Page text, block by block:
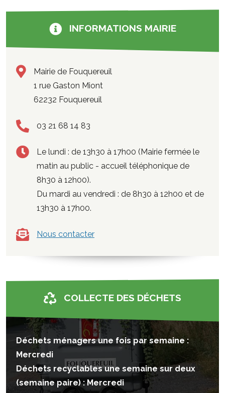
INFORMATIONS MAIRIE
Mairie de Fouquereuil
1 rue Gaston Miont
62232 Fouquereuil
03 21 68 14 83
Le lundi : de 13h30 à 17h00 (Mairie fermée le
matin au public - accueil téléphonique de
8h30 à 12h00).
Du mardi au vendredi : de 8h30 à 12h00 et de
13h30 à 17h00.
Nous contacter
COLLECTE DES DÉCHETS
Déchets ménagers une fois par semaine :
Mercredi
Déchets recyclables une semaine sur deux
(semaine paire) : Mercredi